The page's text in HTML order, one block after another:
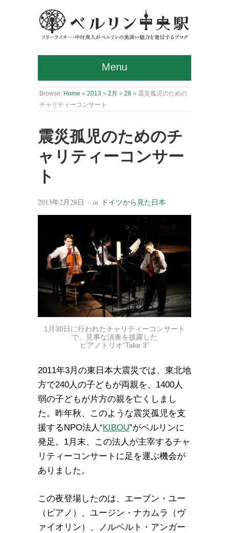
Menu
Browse: Home » 2013 » 2月 » 28 » 震災孤児のための
チャリティーコンサート
震災孤児のためのチ
ャリティーコンサー
ト
2013年2月28日 · in ドイツから見た日本
1月30日に行われたチャリティーコンサート
で、見事な演奏を披露した
ピアノトリオ“Take 3”
2011年3月の東日本大震災では、東北地
方で240人の子どもが両親を、1400人
弱の子どもが片方の親を亡くしまし
た。昨年秋、このような震災孤児を支
援するNPO法人“ KIBOU”がベルリンに
発足。1月末、この法人が主宰するチャ
リティーコンサートに足を運ぶ機会が
ありました。
この夜登場したのは、エーブン・ユー
（ピアノ）、ユージン・ナカムラ（ヴ
ァイオリン）、ノルベルト・アンガー